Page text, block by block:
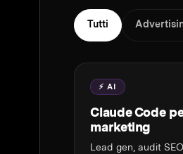
Tutti
⚡ AI
Claude Code
marketing
Lead gen, audit